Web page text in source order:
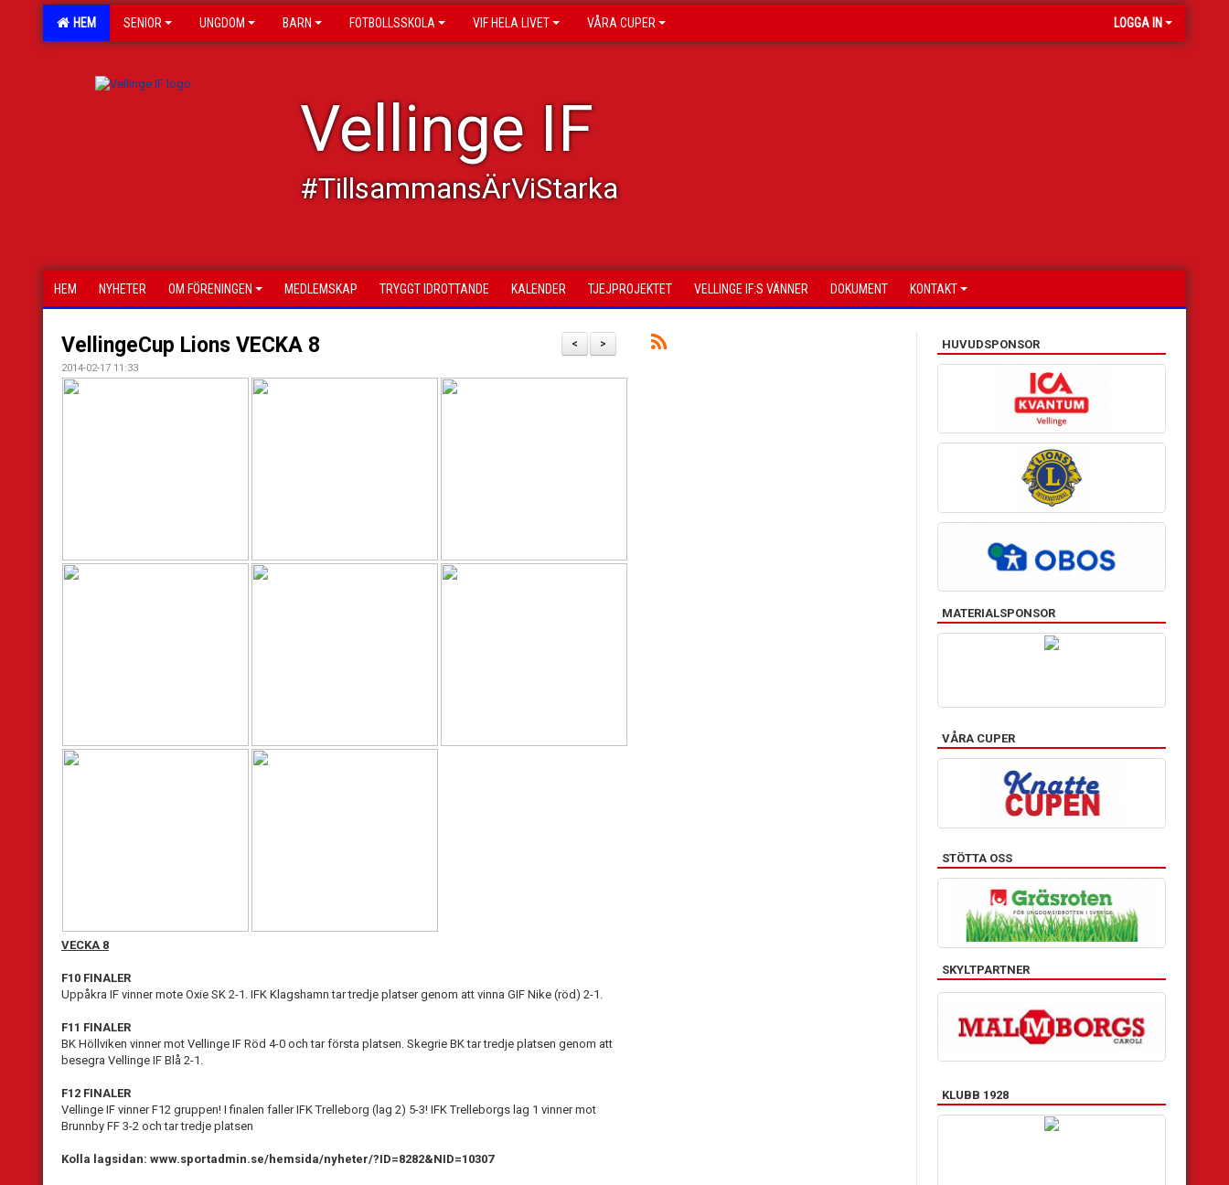
HEM SENIOR UNGDOM BARN FOTBOLLSSKOLA VIF HELA LIVET VÅRA CUPER LOGGA IN
Vellinge IF
#TillsammansÄrViStarka
HEM NYHETER OM FÖRENINGEN MEDLEMSKAP TRYGGT IDROTTANDE KALENDER TJEJPROJEKTET VELLINGE IF:S VÄNNER DOKUMENT KONTAKT
>
<
VellingeCup Lions VECKA 8
2014-02-17 11:33
VECKA 8
F10 FINALER
Uppåkra IF vinner mote Oxie SK 2-1. IFK Klagshamn tar tredje platser genom att vinna GIF Nike (röd) 2-1.
F11 FINALER
BK Höllviken vinner mot Vellinge IF Röd 4-0 och tar första platsen. Skegrie BK tar tredje platsen genom att
besegra Vellinge IF Blå 2-1.
F12 FINALER
Vellinge IF vinner F12 gruppen! I finalen faller IFK Trelleborg (lag 2) 5-3! IFK Trelleborgs lag 1 vinner mot
Brunnby FF 3-2 och tar tredje platsen
Kolla lagsidan: www.sportadmin.se/hemsida/nyheter/?ID=8282&NID=10307
HUVUDSPONSOR
MATERIALSPONSOR
VÅRA CUPER
STÖTTA OSS
SKYLTPARTNER
KLUBB 1928